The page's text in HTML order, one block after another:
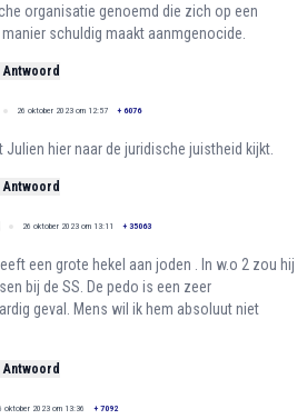
organisatie genoemd die zich op een
schuldig maakt aanmgenocide.
Antwoord
26 oktober 2023 om 12:57 + 6076
Julien hier naar de juridische juistheid kijkt.
Antwoord
26 oktober 2023 om 13:11 + 35063
een grote hekel aan joden . In w.o 2 zou hij
bij de SS. De pedo is een zeer
geval. Mens wil ik hem absoluut niet
Antwoord
oktober 2023 om 13:36 + 7092